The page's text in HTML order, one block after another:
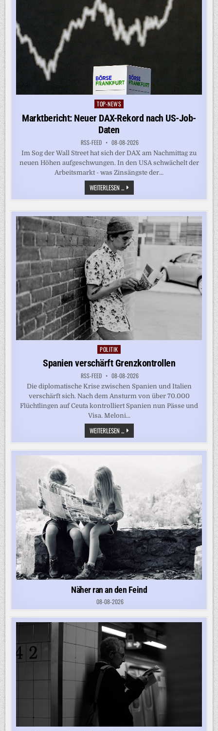
Posted
in
TOP-NEWS
Marktbericht: Neuer DAX-Rekord nach US-Job-
Daten
RSS-FEED 08-08-2026
Im Sog der Wall Street hat sich der DAX am Nachmittag zu
neuen Höhen aufgeschwungen. In den USA schwächelt der
Arbeitsmarkt - was Zinsängste der...
WEITERLESEN ... MARKTBERICHT:
NEUER
DAX-
NACH
US-
JOB-
DATEN
Posted
in
POLITIK
Spanien verschärft Grenzkontrollen
RSS-FEED 08-08-2026
Die diplomatische Krise zwischen Spanien und Italien
verschärft sich. Nach dem Ansturm von über 70.000
Flüchtlingen auf Ceuta kontrolliert Spanien nun Pässe und
Visa. Meloni...
WEITERLESEN ...SPANIEN
VERSCHÄRFT
GRENZKONTROLLEN
Näher ran an den Feind
08-08-2026